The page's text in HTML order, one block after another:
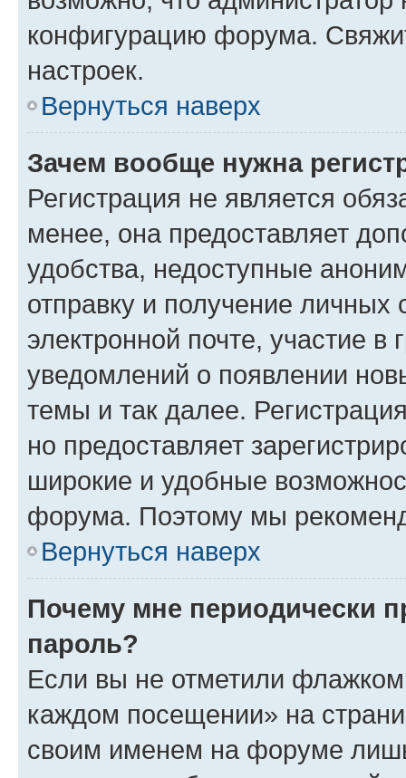
конфигурацию форума.
настроек.
Вернуться наверх
Зачем вообще нужна
Регистрация не является
менее, она предоставляет
удобства, недоступные
отправку и получение
электронной почте, участие в
уведомлений о появлении
темы и так далее.
но предоставляет
широкие и удобные
форума. Поэтому мы
Вернуться наверх
Почему мне периодически
пароль?
Если вы не отметили флажком
каждом посещении» на
своим именем на форуме